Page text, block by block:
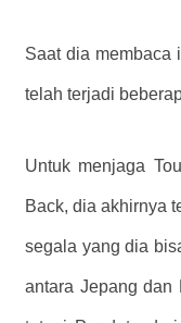
Saat dia membaca
telah terjadi
Untuk menjaga
Back, dia akhirnya
segala yang dia
antara Jepang